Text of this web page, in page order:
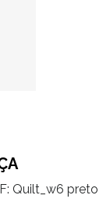
Quilt_w6 preto